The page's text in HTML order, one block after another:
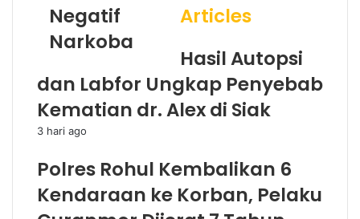
Negatif
Narkoba
Articles
Hasil Autopsi
dan Labfor Ungkap Penyebab
Kematian dr. Alex di Siak
3 hari ago
Polres Rohul Kembalikan 6
Kendaraan ke Korban, Pelaku